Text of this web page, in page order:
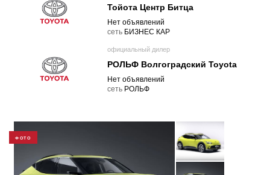
Тойота Центр Битца
Нет объявлений
cеть БИЗНЕС КАР
официальный дилер
РОЛЬФ Волгоградский Toyota
Нет объявлений
cеть РОЛЬФ
ФОТО